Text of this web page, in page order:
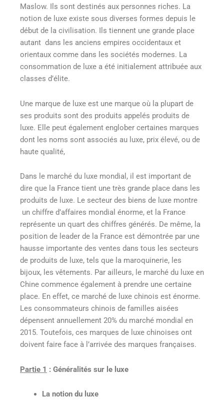
Maslow. Ils sont destinés aux personnes riches. La
notion de luxe existe sous diverses formes depuis le
début de la civilisation. Ils tiennent une grande place
autant dans les anciens empires occidentaux et
orientaux comme dans les sociétés modernes. La
consommation de luxe a été initialement attribuée aux
classes d’élite.
Une marque de luxe est une marque où la plupart de
ses produits sont des produits appelés produits de
luxe. Elle peut également englober certaines marques
dont les noms sont associés au luxe, prix élevé, ou de
haute qualité,
Dans le marché du luxe mondial, il est important de
dire que la France tient une très grande place dans les
produits de luxe. Le secteur des biens de luxe montre
un chiffre d’affaires mondial énorme, et la France
représente un quart des chiffres générés. De même, la
position de leader de la France est démontrée par une
hausse importante des ventes dans tous les secteurs
de produits de luxe, tels que la maroquinerie, les
bijoux, les vêtements. Par ailleurs, le marché du luxe en
Chine commence également à prendre une certaine
place. En effet, ce marché de luxe chinois est énorme.
Les consommateurs chinois de familles aisées
dépensent annuellement 20% du marché mondial en
2015. Toutefois, ces marques de luxe chinoises ont
doivent faire face à l’arrivée des marques françaises.
Partie 1 : Généralités sur le luxe
La notion du luxe